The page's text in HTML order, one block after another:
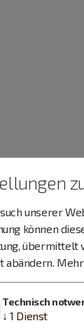
unserer
können
übermittelt
abändern.
Technisch
↓ 1 Dienst